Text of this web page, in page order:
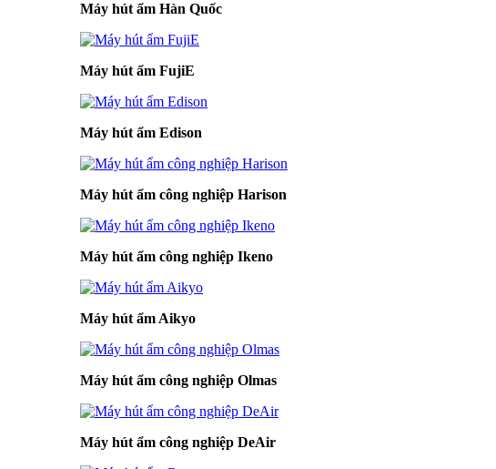
Máy hút ẩm Hàn Quốc
Máy hút ẩm FujiE
Máy hút ẩm Edison
Máy hút ẩm công nghiệp Harison
Máy hút ẩm công nghiệp Ikeno
Máy hút ẩm Aikyo
Máy hút ẩm công nghiệp Olmas
Máy hút ẩm công nghiệp DeAir